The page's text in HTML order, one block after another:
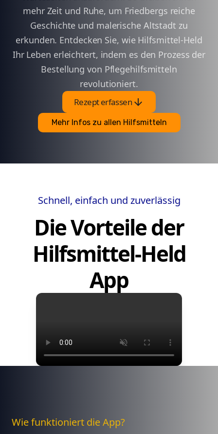
mehr Zeit und Ruhe, um Friedbergs reiche
Geschichte und malerische Altstadt zu
erkunden. Entdecken Sie, wie Hilfsmittel-Held
Ihr Leben erleichtert, indem es den Prozess der
Bestellung von Pflegehilfsmitteln
revolutioniert.
Rezept erfassenarrow_downward
Mehr Infos zu allen Hilfsmitteln
Schnell, einfach und zuverlässig
Die Vorteile der
Hilfsmittel-Held
App
Wie funktioniert die App?